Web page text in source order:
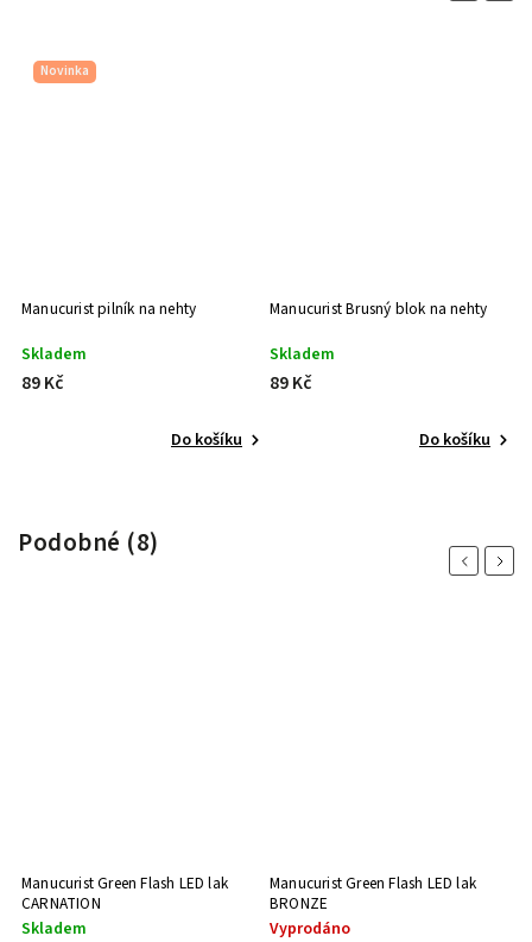
Novinka
Manucurist pilník na nehty
Skladem
89 Kč
Do košíku
Manucurist Brusný blok na nehty
Skladem
89 Kč
Do košíku
Podobné (8)
Previous
Manucurist Green Flash LED lak
CARNATION
Skladem
Manucurist Green Flash LED lak
BRONZE
Vyprodáno
Next